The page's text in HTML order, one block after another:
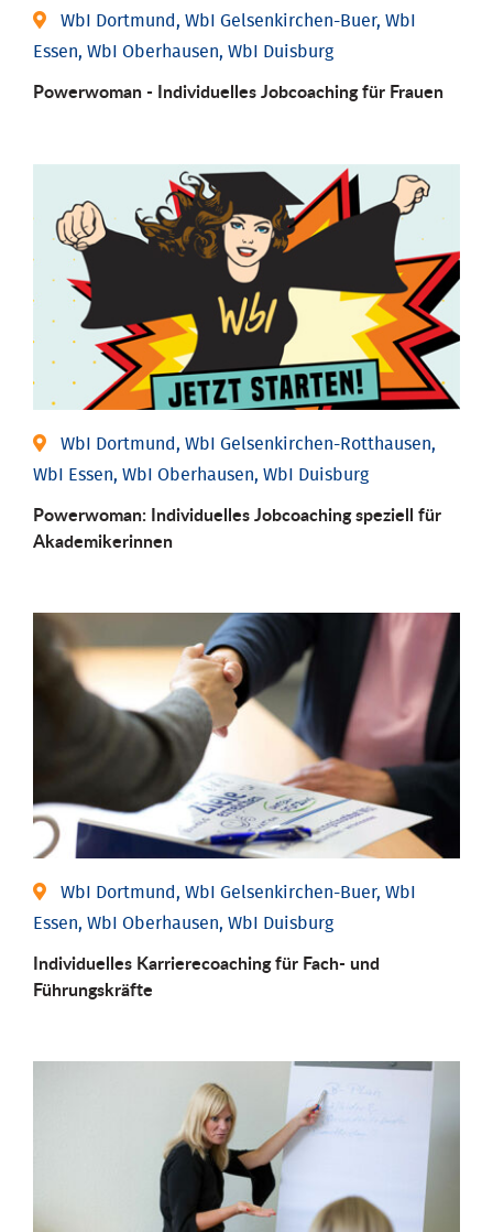
WbI Dortmund, WbI Gelsenkirchen-Buer, WbI
Essen, WbI Oberhausen, WbI Duisburg
Powerwoman - Individu­elles Job­coaching für Frauen
WbI Dortmund, WbI Gelsenkirchen-Rotthausen,
WbI Essen, WbI Oberhausen, WbI Duisburg
Powerwoman: Individu­elles Job­coaching speziell für
Aka­demiker­innen
WbI Dortmund, WbI Gelsenkirchen-Buer, WbI
Essen, WbI Oberhausen, WbI Duisburg
Individu­elles Karrierecoaching für Fach-­ und
Führungs­kräfte